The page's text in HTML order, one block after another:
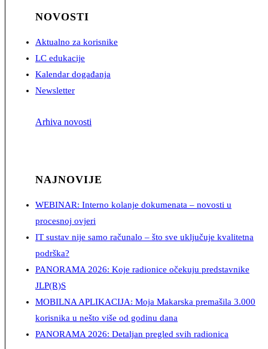
NOVOSTI
Aktualno za korisnike
LC edukacije
Kalendar događanja
Newsletter
Arhiva novosti
NAJNOVIJE
WEBINAR: Interno kolanje dokumenata – novosti u
procesnoj ovjeri
IT sustav nije samo računalo – što sve uključuje kvalitetna
podrška?
PANORAMA 2026: Koje radionice očekuju predstavnike
JLP(R)S
MOBILNA APLIKACIJA: Moja Makarska premašila 3.000
korisnika u nešto više od godinu dana
PANORAMA 2026: Detaljan pregled svih radionica